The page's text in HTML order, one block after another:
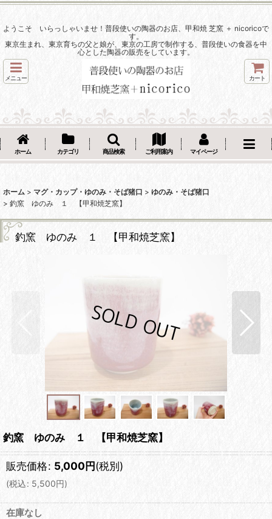
ようこそ いらっしゃいませ！普段使いの陶器のお店、甲和焼 芝窯 ＋ nicoricoで
す。
東京生まれ、東京育ちの父と娘が、東京の工房で制作する、普段使いの食器を中
心とした陶器の販売をしています。
メニュー カート
ホーム カテゴリ 商品検索 ご利用案内 マイページ
ホーム > マグ・カップ・ゆのみ・そば猪口 > ゆのみ・そば猪口
> 釣窯 ゆのみ １ 【甲和焼芝窯】
釣窯 ゆのみ １ 【甲和焼芝窯】
釣窯 ゆのみ １ 【甲和焼芝窯】
販売価格: 5,000円(税別)
(税込: 5,500円)
在庫なし